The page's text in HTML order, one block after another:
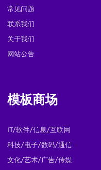
常见问题
联系我们
关于我们
网站公告
模板商场
IT/软件/信息/互联网
科技/电子/数码/通信
文化/艺术/广告/传媒